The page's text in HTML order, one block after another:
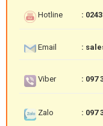
Hotline :
Email :
Viber : 097
Zalo : 097